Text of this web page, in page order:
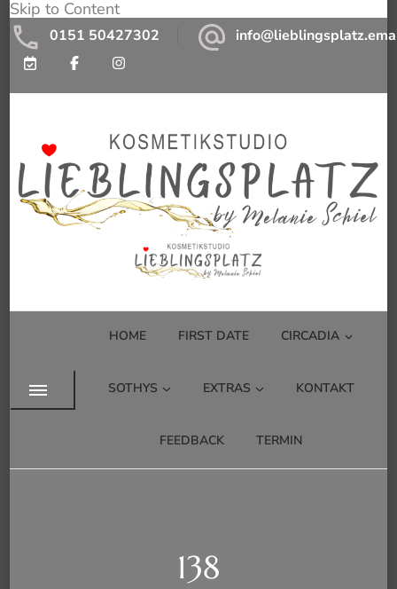
Skip to Content
0151 50427302
Kosmetikstudio Lieblingsplatz by
Melanie Schiel
Kosmetikstudio mit Wohlfühlfaktor
HOME FIRST DATE CIRCADIA
SOTHYS EXTRAS KONTAKT
FEEDBACK TERMIN
138